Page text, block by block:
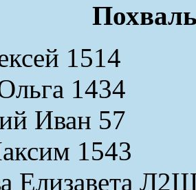
1514
1434
Иван 57
1543
Елизавета